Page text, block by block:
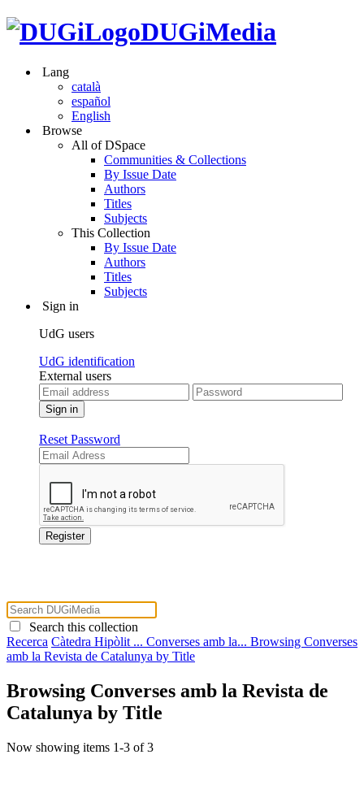
DUGiMedia
Lang
català
español
English
Browse
All of DSpace
Communities & Collections
By Issue Date
Authors
Titles
Subjects
This Collection
By Issue Date
Authors
Titles
Subjects
Sign in
UdG users
UdG identification
External users
Reset Password
Search this collection
Recerca Càtedra Hipòlit ... Converses amb la... Browsing Converses
amb la Revista de Catalunya by Title
Browsing Converses amb la Revista de
Catalunya by Title
Now showing items 1-3 of 3